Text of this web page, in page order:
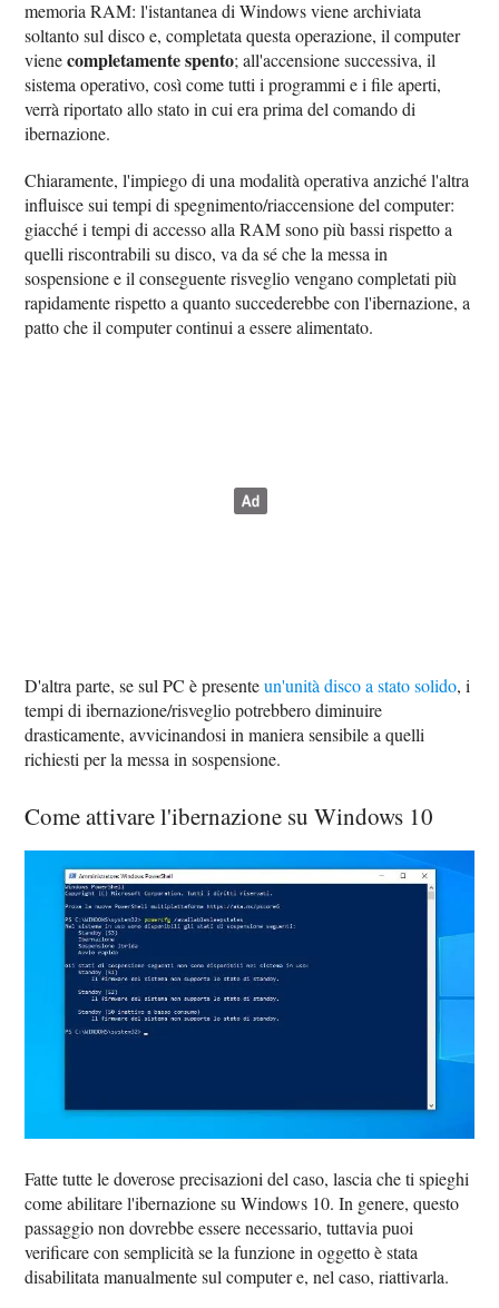
memoria RAM: l'istantanea di Windows viene archiviata
soltanto sul disco e, completata questa operazione, il computer
vienecompletamente spento; all'accensione successiva, il
sistema operativo, così come tutti i programmi e i file aperti,
verrà riportato allo stato in cui era prima del comando di
ibernazione.
Chiaramente, l'impiego di una modalità operativa anziché l'altra
influisce sui tempi di spegnimento/riaccensione del computer:
giacché i tempi di accesso alla RAM sono più bassi rispetto a
quelli riscontrabili su disco, va da sé che la messa in
sospensione e il conseguente risveglio vengano completati più
rapidamente rispetto a quanto succederebbe con l'ibernazione, a
patto che il computer continui a essere alimentato.
D'altra parte, se sul PC è presenteun'unità disco a stato solido, i
tempi di ibernazione/risveglio potrebbero diminuire
drasticamente, avvicinandosi in maniera sensibile a quelli
richiesti per la messa in sospensione.
Come attivare l'ibernazione su Windows 10
Fatte tutte le doverose precisazioni del caso, lascia che ti spieghi
come abilitare l'ibernazione su Windows 10. In genere, questo
passaggio non dovrebbe essere necessario, tuttavia puoi
verificare con semplicità se la funzione in oggetto è stata
disabilitata manualmente sul computer e, nel caso, riattivarla.